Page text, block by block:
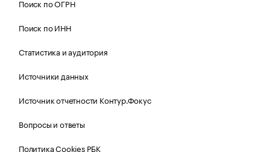
Поиск по ОГРН
Поиск по ИНН
Статистика и аудитория
Источники данных
Источник отчетности Контур.Фокус
Вопросы и ответы
Политика Cookies РБК